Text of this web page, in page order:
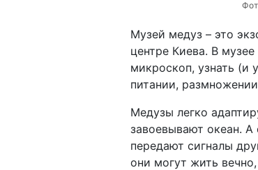
Музей медуз – это
центре Киева. В
микроскоп, узнать (и
питании,
Медузы легко
завоевывают океан.
передают сигналы
они могут жить